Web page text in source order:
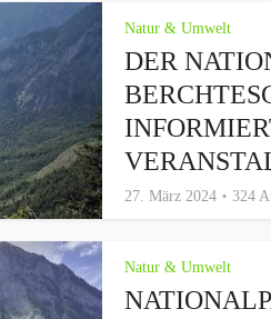
Natur & Umwelt
DER
27. März 2024 324
Natur & Umwelt